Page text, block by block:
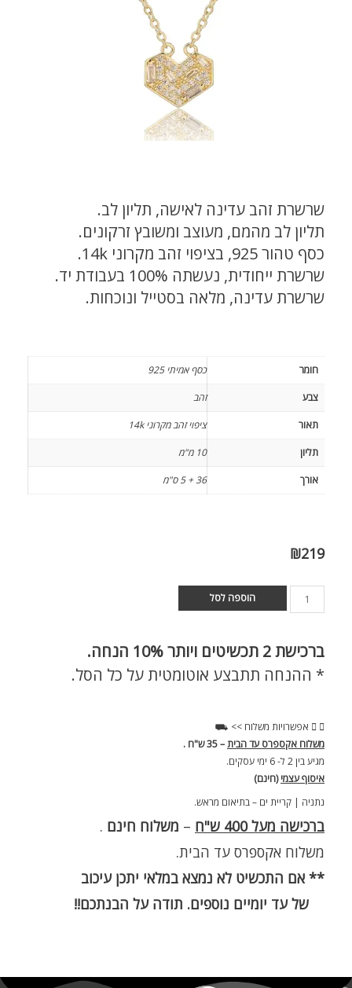
שרשרת זהב עדינה לאישה, תליון לב.
תליון לב מהמם, מעוצב ומשובץ זרקונים.
כסף טהור 925, בציפוי זהב מקרוני 14k.
שרשרת ייחודית, נעשתה 100% בעבודת יד.
שרשרת עדינה, מלאה בסטייל ונוכחות.
חומר כסף אמיתי 925
צבע זהב
תאור ציפוי זהב מקרוני 14k
תליון 10 מ"מ
אורך 36 + 5 ס"מ
₪219
הוספה לסל
ברכישת
* ההנחה תתבצע אוטומטית על כל הסל.
אפשרויות משלוח >> ⛟
משלוח אקספרס עד הבית– 35 ש"ח .
מגיע בין 2 ל- 6 ימי עסקים.
איסוף עצמי(חינם)
נתניה | קריית ים – בתיאום מראש.
ברכישה מעל 400 ש"ח – משלוח חינם .
משלוח אקספרס עד הבית.
** אם התכשיט לא נמצא במלאי יתכן עיכוב
של עד יומיים נוספים. תודה על הבנתכם!!